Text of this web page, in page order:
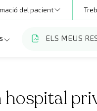
del pacient
CreuBlanca
amb nosaltres
ELS MEUS